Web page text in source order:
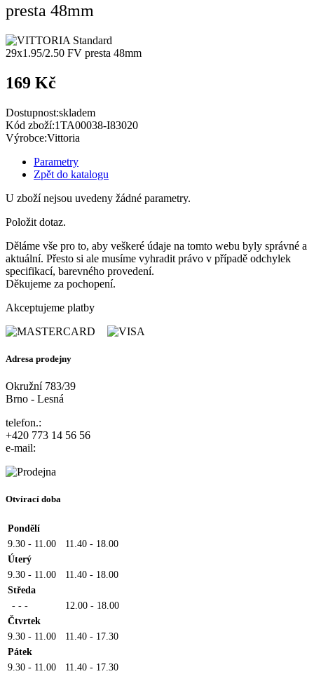
presta 48mm
169 Kč
Dostupnost:skladem
Kód zboží:1TA00038-I83020
Výrobce:Vittoria
Parametry
Zpět do katalogu
U zboží nejsou uvedeny žádné parametry.
Položit dotaz.
Děláme vše pro to, aby veškeré údaje na tomto webu byly správné a
aktuální. Přesto si ale musíme vyhradit právo v případě odchylek
specifikací, barevného provedení.
Děkujeme za pochopení.
Akceptujeme platby
Adresa prodejny
Okružní 783/39
Brno - Lesná
telefon.:
+420 773 14 56 56
e-mail:
Otvírací doba
Pondělí
9.30 - 11.00
11.40 - 18.00
Úterý
9.30 - 11.00
11.40 - 18.00
Středa
- - -
12.00 - 18.00
Čtvrtek
9.30 - 11.00
11.40 - 17.30
Pátek
9.30 - 11.00
11.40 - 17.30